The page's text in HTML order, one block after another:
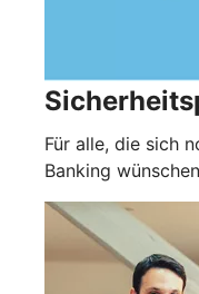
Für alle, die sich
Banking